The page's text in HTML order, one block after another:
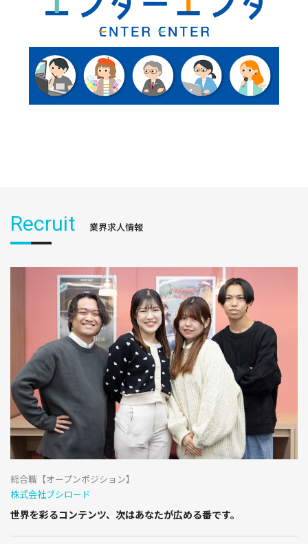
Recruit 業界求人情報
総合職【オープンポジション】
株式会社ブシロード
世界を彩るコンテンツ、次はあなたが広める番です。